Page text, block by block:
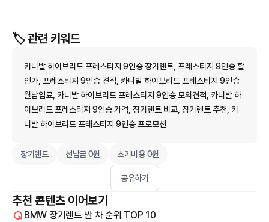
🏷️ 관련 키워드
카니발 하이브리드 프레스티지 9인승 장기렌트, 프레스티지 9인승 할
인가, 프레스티지 9인승 견적, 카니발 하이브리드 프레스티지 9인승
월납입료, 카니발 하이브리드 프레스티지 9인승 모의견적, 카니발 하
이브리드 프레스티지 9인승 가격, 장기렌트 비교, 장기렌트 추천, 카
니발 하이브리드 프레스티지 9인승 프로모션
장기렌트 선납금 0원 초기비용 0원
공유하기
추천 콘텐츠 이어보기
BMW 장기렌트 싼 차 순위 TOP 10